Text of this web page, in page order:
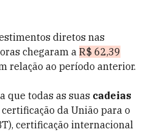
diretos nas
chegaram a R$ 62,39
relação ao período anterior.
que todas as suas cadeias
da União para o
certificação internacional